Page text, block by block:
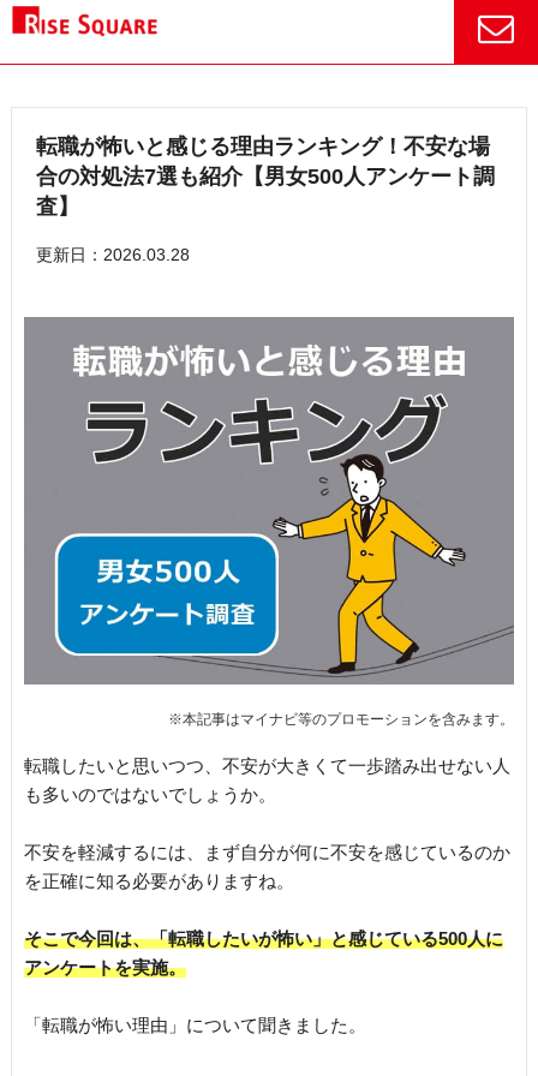
転職が怖いと感じる理由ランキング！不安な場
合の対処法7選も紹介【男女500人アンケート調
査】
更新日：2026.03.28
転職したいと思いつつ、不安が大きくて一歩踏み出せない人
も多いのではないでしょうか。
不安を軽減するには、まず自分が何に不安を感じているのか
を正確に知る必要がありますね。
そこで今回は、「転職したいが怖い」と感じている500人に
アンケートを実施。
「転職が怖い理由」について聞きました。